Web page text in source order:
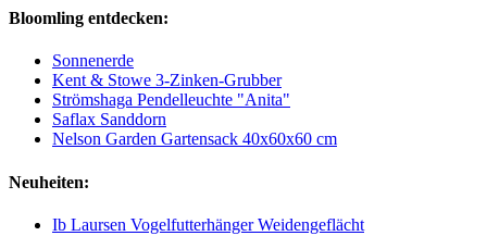
Bloomling entdecken:
Sonnenerde
Kent & Stowe 3-Zinken-Grubber
Strömshaga Pendelleuchte "Anita"
Saflax Sanddorn
Nelson Garden Gartensack 40x60x60 cm
Neuheiten:
Ib Laursen Vogelfutterhänger Weidengeflächt